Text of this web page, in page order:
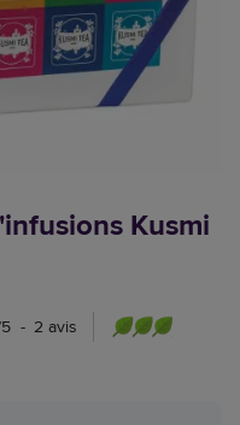
Kusmi
5 - 2 avis